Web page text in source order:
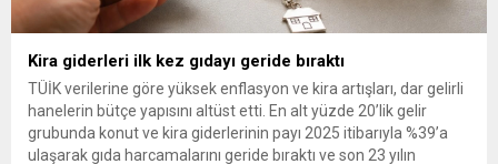
Kira giderleri ilk kez gıdayı geride bıraktı
TÜİK verilerine göre yüksek enflasyon ve kira artışları, dar gelirli
hanelerin bütçe yapısını altüst etti. En alt yüzde 20’lik gelir
grubunda konut ve kira giderlerinin payı 2025 itibarıyla %39’a
ulaşarak gıda harcamalarını geride bıraktı ve son 23 yılın